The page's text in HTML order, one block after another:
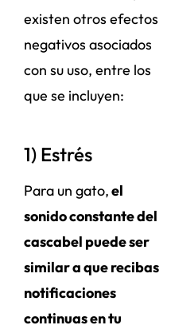
existen otros efectos
negativos asociados
con su uso, entre los
que se incluyen:
1) Estrés
Para un gato,el
sonido constante del
cascabel puede ser
similar a que recibas
notificaciones
continuas en tu